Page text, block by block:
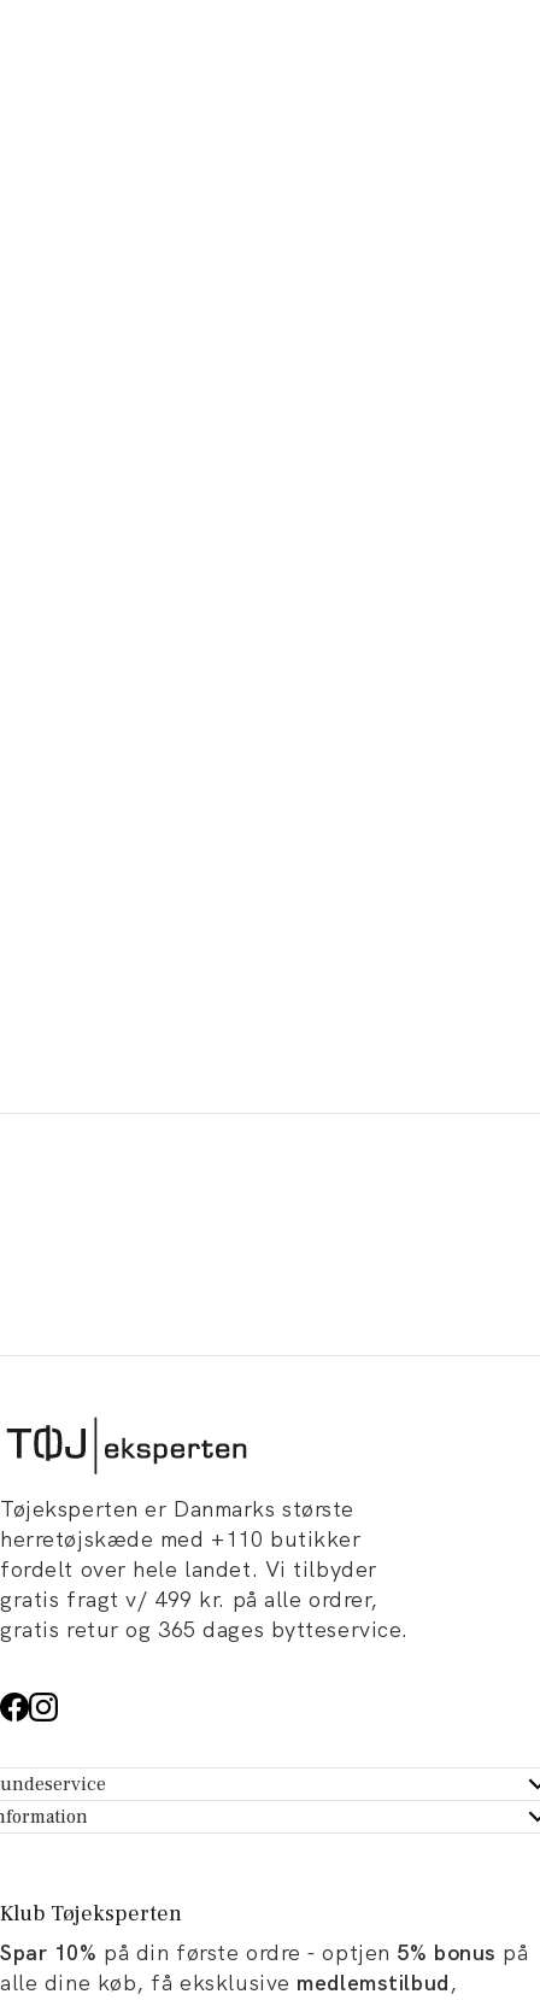
Tøjeksperten er Danmarks største
herretøjskæde med +110 butikker
fordelt over hele landet. Vi tilbyder
gratis fragt v/ 499 kr. på alle ordrer,
gratis retur og 365 dages bytteservice.
- Hjælpecenter
dit køb
Tøjeksperten
og artikler
Klub Tøjeksperten
Spar 10% på din første ordre - optjen 5% bonus på
alle dine køb, få eksklusive medlemstilbud,